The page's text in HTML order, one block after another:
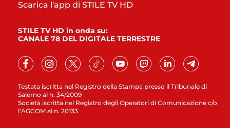
Testata iscritta nel Registro della Stampa presso il Tribunale di
Salerno al n. 34/2009
Società iscritta nel Registro degli Operatori di Comunicazione c/o
l’AGCOM al n. 20133
Scarica l'app di STILE TV HD
STILE TV HD in onda su:
CANALE 78 DEL DIGITALE TERRESTRE